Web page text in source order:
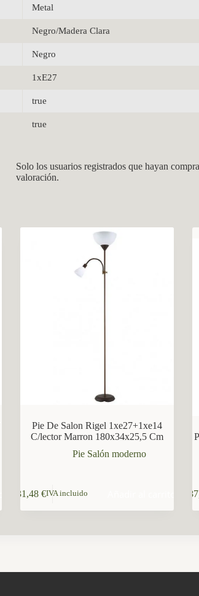
Metal
Negro/Madera Clara
Negro
1xE27
true
true
Solo los usuarios registrados que hayan
valoración.
Pie De Salon Rigel 1xe27+1xe14
C/lector Marron 180x34x25,5 Cm
Pie Salón moderno
31,48€IVA incluido